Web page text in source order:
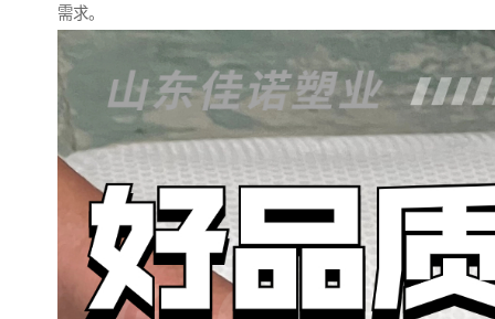
需求。